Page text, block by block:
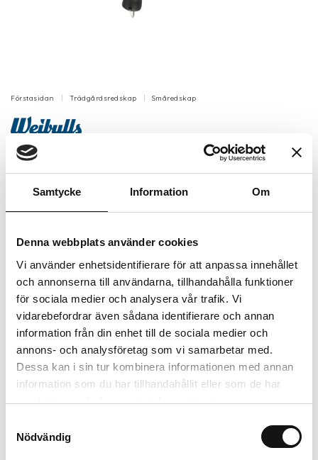
Samtycke Information Om
Denna webbplats använder cookies
Vi använder enhetsidentifierare för att anpassa innehållet
och annonserna till användarna, tillhandahålla funktioner
för sociala medier och analysera vår trafik. Vi
vidarebefordrar även sådana identifierare och annan
information från din enhet till de sociala medier och
annons- och analysföretag som vi samarbetar med.
Dessa kan i sin tur kombinera informationen med annan
information som du har tillhandahållit eller som de har
samlat in när du har använt deras tjänster.
Nödvändig
Förstasidan Trädgårdsredskap Småredskap
Kratta metall 47 cm
Rejält halvlångt men ändå lätt metallredskap.
Artikelnr: EC800255
49 kr
Lägg i varukorgen
Trygg betalning
Ekologiskt utbud
Valbara fraktmetoder